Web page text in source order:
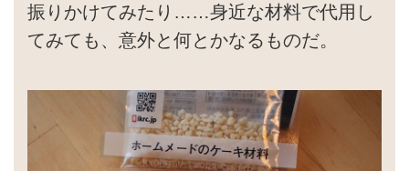
振りかけてみたり……身近な材料で代用し
てみても、意外と何とかなるものだ。